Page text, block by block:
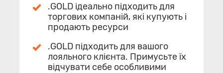
.GOLD ідеально підходить для
торгових компаній, які купують і
продають ресурси
.GOLD підходить для вашого
лояльного клієнта. Примусьте їх
відчувати себе особливими